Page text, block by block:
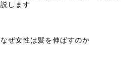
説します
なぜ女性は髪を伸ばすのか